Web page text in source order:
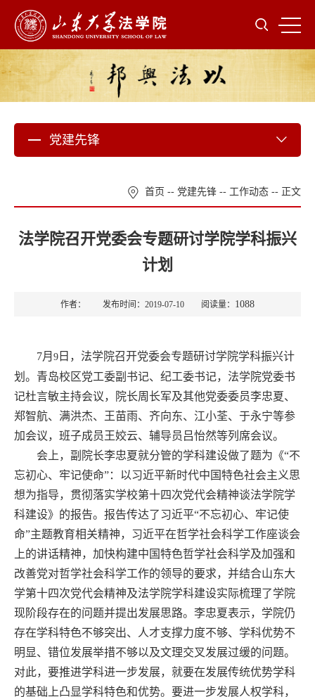
党建先锋
首页 -- 党建先锋 -- 工作动态 -- 正文
法学院召开党委会专题研讨学院学科振兴
计划
作者： 发布时间：2019-07-10 阅读量： 1088
7月 9 日，法学院召开党委会专题研讨学院学科振兴计
划。青岛校区党工委副书记、纪工委书记，法学院党委书
记杜言敏主持会议，院长周长军及其他党委委员李忠夏、
郑智航、满洪杰、王苗雨、齐向东、江小荃、于永宁等参
加会议，班子成员王姣云、辅导员吕怡然等列席会议。
会上，副院长李忠夏就分管的学科建设做了题为《“不
忘初心、牢记使命”：以习近平新时代中国特色社会主义思
想为指导，贯彻落实学校第十四次党代会精神谈法学院学
科建设》的报告。报告传达了习近平“不忘初心、牢记使
命”主题教育相关精神，习近平在哲学社会科学工作座谈会
上的讲话精神，加快构建中国特色哲学社会科学及加强和
改善党对哲学社会科学工作的领导的要求，并结合山东大
学第十四次党代会精神及法学院学科建设实际梳理了学院
现阶段存在的问题并提出发展思路。李忠夏表示，学院仍
存在学科特色不够突出、人才支撑力度不够、学科优势不
明显、错位发展举措不够以及文理交叉发展过缓的问题。
对此，要推进学科进一步发展，就要在发展传统优势学科
的基础上凸显学科特色和优势。要进一步发展人权学科，